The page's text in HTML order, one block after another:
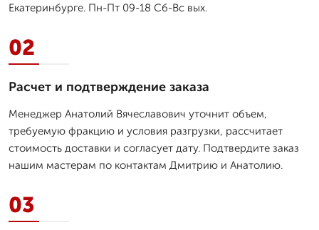
Екатеринбурге. Пн-Пт 09-18 Сб-Вс вых.
02
Расчет и подтверждение заказа
Менеджер Анатолий Вячеславович уточнит объем,
требуемую фракцию и условия разгрузки, рассчитает
стоимость доставки и согласует дату. Подтвердите заказ
нашим мастерам по контактам Дмитрию и Анатолию.
03